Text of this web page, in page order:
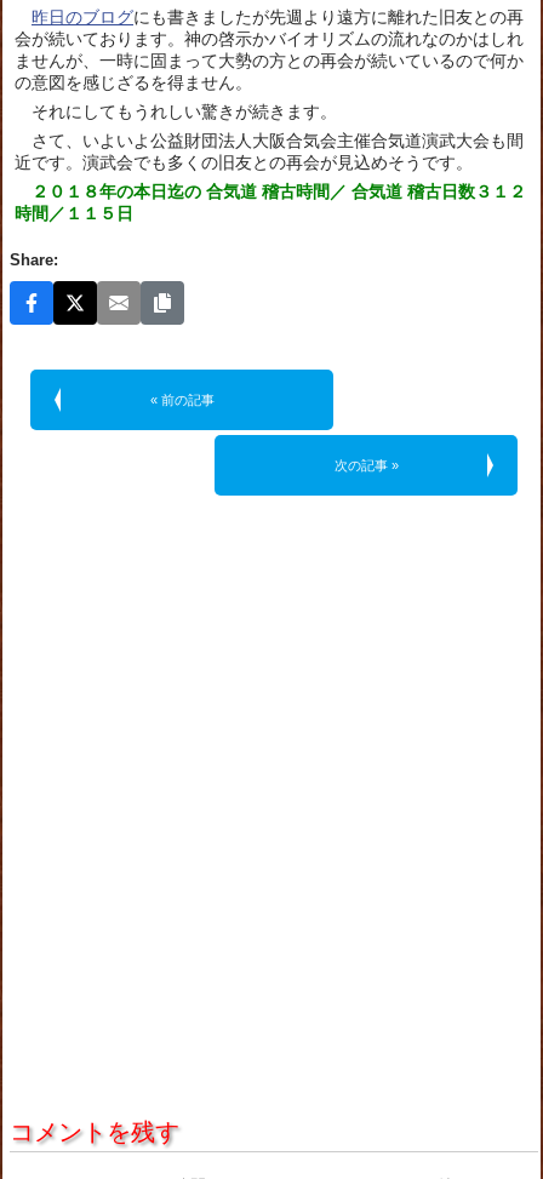
昨日のブログにも書きましたが先週より遠方に離れた旧友との再
会が続いております。神の啓示かバイオリズムの流れなのかはしれ
ませんが、一時に固まって大勢の方との再会が続いているので何か
の意図を感じざるを得ません。
それにしてもうれしい驚きが続きます。
さて、いよいよ公益財団法人大阪合気会主催合気道演武大会も間
近です。演武会でも多くの旧友との再会が見込めそうです。
２０１８年の本日迄の 合気道 稽古時間／ 合気道 稽古日数３１２
時間／１１５日
Share:
« 前の記事
次の記事 »
コメントを残す